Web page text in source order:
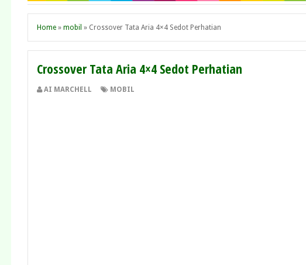
Home » mobil » Crossover Tata Aria 4×4 Sedot Perhatian
Crossover Tata Aria 4×4 Sedot Perhatian
AI MARCHELL MOBIL